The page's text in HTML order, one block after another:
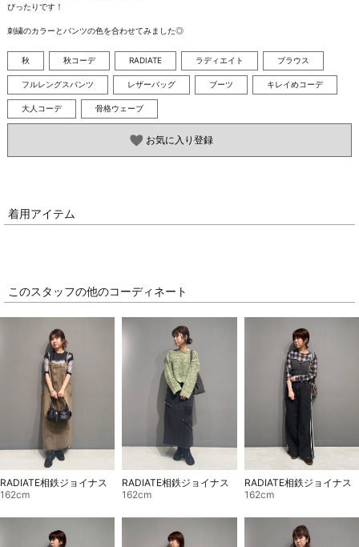
ぴったりです！
刺繍のカラーとパンツの色を合わせてみました◎
秋 秋コーデ RADIATE ラディエイト ブラウス
フルレングスパンツ レザーバッグ ブーツ キレイめコーデ
大人コーデ 骨格ウェーブ
お気に入り登録
着用アイテム
このスタッフの他のコーディネート
RADIATE相鉄ジョイナス
162cm
RADIATE相鉄ジョイナス
162cm
RADIATE相鉄ジョイナス
162cm